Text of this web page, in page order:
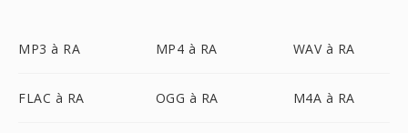
MP3 à RA MP4 à RA WAV à RA
FLAC à RA OGG à RA M4A à RA